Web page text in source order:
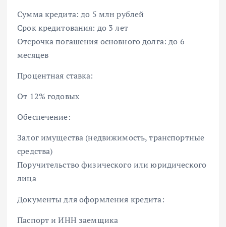
Сумма кредита: до 5 млн рублей
Срок кредитования: до 3 лет
Отсрочка погашения основного долга: до 6
месяцев
Процентная ставка:
От 12% годовых
Обеспечение:
Залог имущества (недвижимость, транспортные
средства)
Поручительство физического или юридического
лица
Документы для оформления кредита:
Паспорт и ИНН заемщика